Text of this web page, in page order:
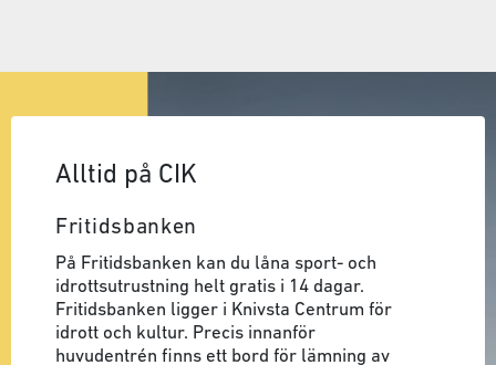
Alltid på CIK
Fritidsbanken
På Fritidsbanken kan du låna sport- och
idrottsutrustning helt gratis i 14 dagar.
Fritidsbanken ligger i Knivsta Centrum för
idrott och kultur. Precis innanför
huvudentrén finns ett bord för lämning av